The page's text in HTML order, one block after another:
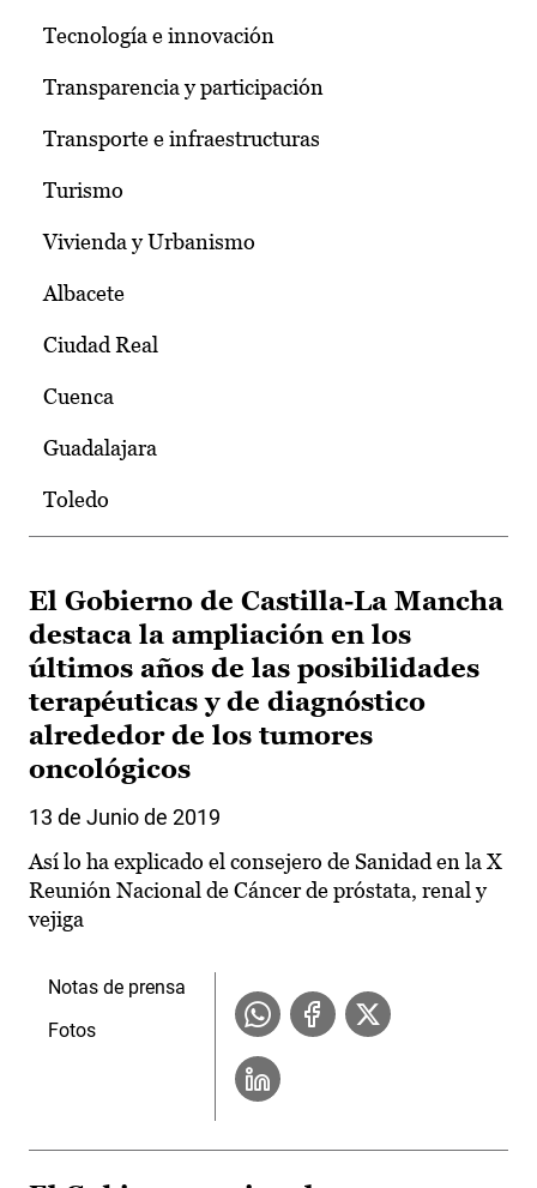
Tecnología e innovación
Transparencia y participación
Transporte e infraestructuras
Turismo
Vivienda y Urbanismo
Albacete
Ciudad Real
Cuenca
Guadalajara
Toledo
El Gobierno de Castilla-La Mancha
destaca la ampliación en los
últimos años de las posibilidades
terapéuticas y de diagnóstico
alrededor de los tumores
oncológicos
13 de Junio de 2019
Así lo ha explicado el consejero de Sanidad en la X
Reunión Nacional de Cáncer de próstata, renal y
vejiga
Notas de prensa
Fotos